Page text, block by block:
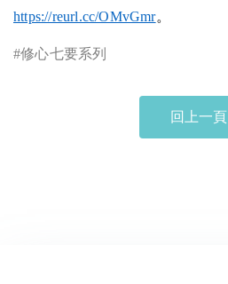
https://reurl.cc/OMvGmr。
#修心七要系列
回上一頁